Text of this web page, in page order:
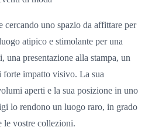
cercando uno spazio da affittare per
atipico e stimolante per una
presentazione alla stampa, un
impatto visivo. La sua
aperti e la sua posizione in uno
lo rendono un luogo raro, in grado
le vostre collezioni.